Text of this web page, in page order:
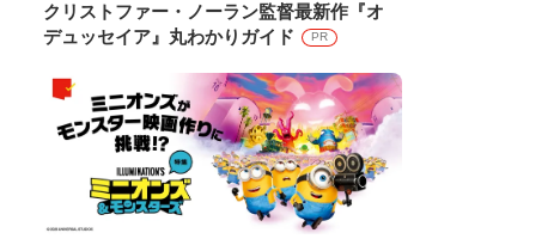
クリストファー・ノーラン監督最新作『オ
デュッセイア』丸わかりガイド
PR